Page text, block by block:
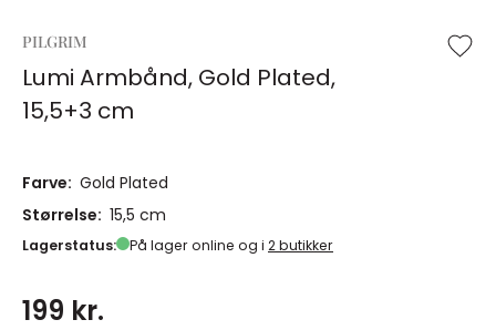
PILGRIM
Lumi Armbånd, Gold Plated,
15,5+3 cm
Farve: Gold Plated
Størrelse: 15,5 cm
Lagerstatus: På lager online og i 2 butikker
199 kr.